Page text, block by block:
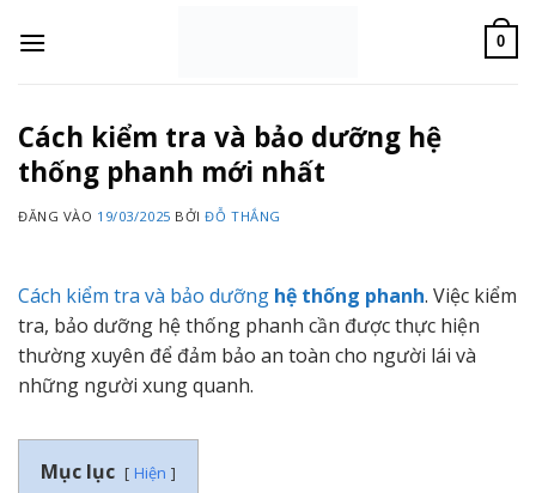
qua
0
Cách kiểm tra và bảo dưỡng hệ
thống phanh mới nhất
ĐĂNG VÀO 19/03/2025 BỞIĐỖ THẮNG
Cách kiểm tra và bảo dưỡng hệ thống phanh. Việc kiểm
tra, bảo dưỡng hệ thống phanh cần được thực hiện
thường xuyên để đảm bảo an toàn cho người lái và
những người xung quanh.
Mục lục Hiện